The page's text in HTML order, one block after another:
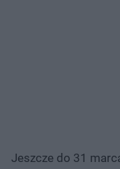
Jeszcze do 31